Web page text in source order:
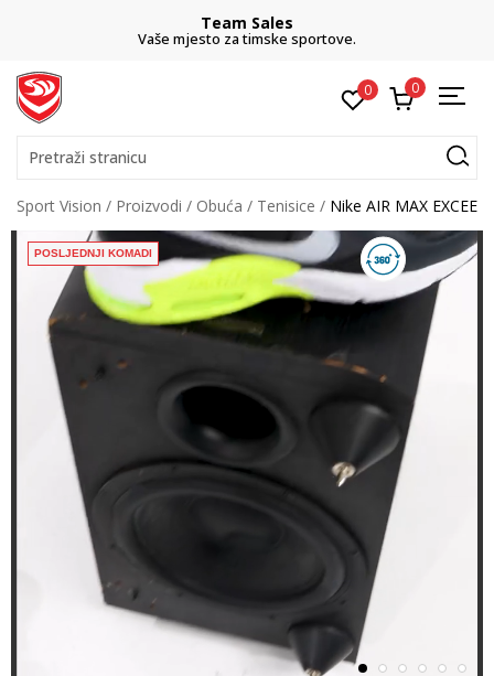
besplatno preuzimanje
0 0
Pretraži stranicu
Sport Vision Proizvodi Obuća Tenisice Nike AIR MAX EXCEE
POSLJEDNJI KOMADI